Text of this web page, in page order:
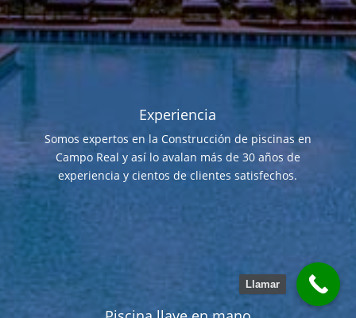
Experiencia
Somos expertos en la Construcción de piscinas en
Campo Real y así lo avalan más de 30 años de
experiencia y cientos de clientes satisfechos.
Llamar